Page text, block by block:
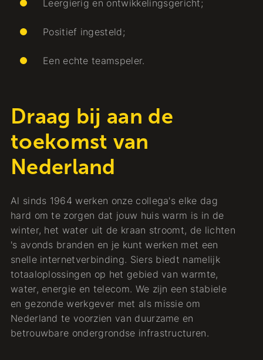
Leergierig en ontwikkelingsgericht;
Positief ingesteld;
Een echte teamspeler.
Draag bij aan de
toekomst van
Nederland
Al sinds 1964 werken onze collega's elke dag
hard om te zorgen dat jouw huis warm is in de
winter, het water uit de kraan stroomt, de lichten
's avonds branden en je kunt werken met een
snelle internetverbinding. Siers biedt namelijk
totaaloplossingen op het gebied van warmte,
water, energie en telecom. We zijn een stabiele
en gezonde werkgever met als missie om
Nederland te voorzien van duurzame en
betrouwbare ondergrondse infrastructuren.